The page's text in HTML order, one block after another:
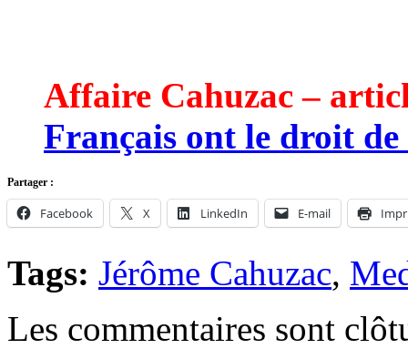
Affaire Cahuzac –
Français ont le droit
Partager :
Facebook X LinkedIn E-mail
Tags: Jérôme Cahuzac,
Les commentaires sont